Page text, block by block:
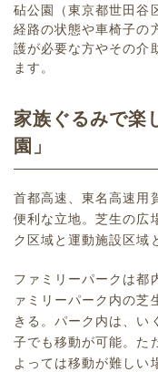
砧公園（東京都世田谷
経路の状態や車椅子の
護が必要な方やその介
ます。
家族ぐるみで楽
園」
首都高速、東名高速用
便利な立地。芝生の広
ク区域と運動施設区域
ファミリーパークは都
ァミリーパーク内の芝
きる。パーク内は、い
子でも移動が可能。た
よっては移動が難しい